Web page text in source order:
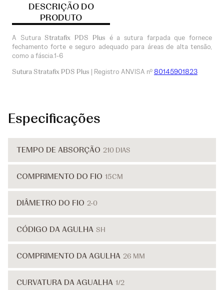
DESCRIÇÃO DO
PRODUTO
A Sutura Stratafix PDS Plus é a sutura farpada que fornece
fechamento forte e seguro adequado para áreas de alta tensão,
como a fáscia.1-6
Sutura Stratafix PDS Plus | Registro ANVISA nº 80145901823
Especificações
TEMPO DE ABSORÇÃO 210 DIAS
COMPRIMENTO DO FIO 15CM
DIÂMETRO DO FIO 2-0
CÓDIGO DA AGULHA SH
COMPRIMENTO DA AGULHA 26 MM
CURVATURA DA AGUALHA 1/2